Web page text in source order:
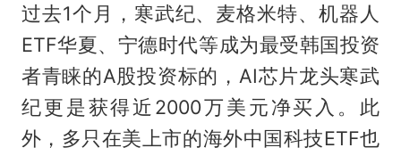
过去1个月，寒武纪、麦格米特、机器人
ETF华夏、宁德时代等成为最受韩国投资
者青睐的A股投资标的，AI芯片龙头寒武
纪更是获得近2000万美元净买入。此
外，多只在美上市的海外中国科技ETF也